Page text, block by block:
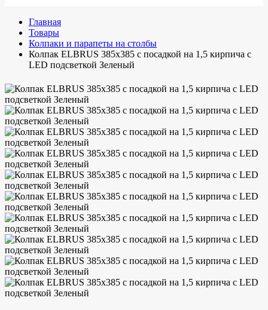
Главная
Товары
Колпаки и парапеты на столбы
Колпак ELBRUS 385x385 с посадкой на 1,5 кирпича с
LED подсветкой Зеленый